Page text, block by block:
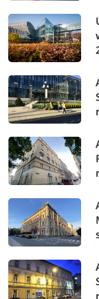
studia
Etapy rekrutacji
kandydatów
Elektroniczna
Ogłoszenie
Składanie
*Terminy